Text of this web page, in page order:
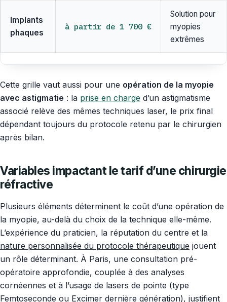
Implants
phaques
à partir de 1 700 €
Solution pour
myopies
extrêmes
Cette grille vaut aussi pour une opération de la myopie
avec astigmatie : la prise en charge d’un astigmatisme
associé relève des mêmes techniques laser, le prix final
dépendant toujours du protocole retenu par le chirurgien
après bilan.
Variables impactant le tarif d’une chirurgie
réfractive
Plusieurs éléments déterminent le coût d’une opération de
la myopie, au-delà du choix de la technique elle-même.
L’expérience du praticien, la réputation du centre et la
nature personnalisée du protocole thérapeutique jouent
un rôle déterminant. À Paris, une consultation pré-
opératoire approfondie, couplée à des analyses
cornéennes et à l’usage de lasers de pointe (type
Femtoseconde ou Excimer dernière génération), justifient